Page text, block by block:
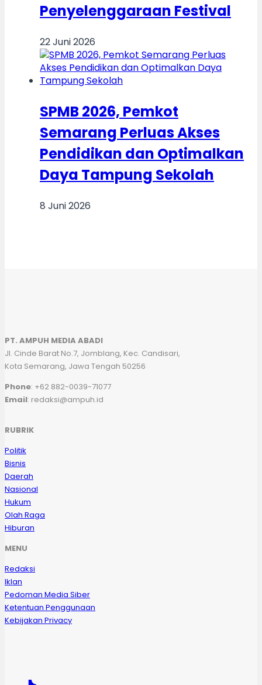
Penyelenggaraan Festival
22 Juni 2026
SPMB 2026, Pemkot
Semarang Perluas Akses
Pendidikan dan Optimalkan
Daya Tampung Sekolah
8 Juni 2026
PT. AMPUH MEDIA ABADI
Jl. Cinde Barat No.7, Jomblang, Kec. Candisari,
Kota Semarang, Jawa Tengah 50256
Phone: +62 882-0039-71077
Email: redaksi@ampuh.id
RUBRIK
Politik
Bisnis
Daerah
Nasional
Hukum
Olah Raga
Hiburan
MENU
Redaksi
Iklan
Pedoman Media Siber
Ketentuan Penggunaan
Kebijakan Privacy